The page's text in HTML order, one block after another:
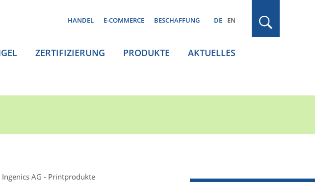
HANDEL E-COMMERCE BESCHAFFUNG DE EN
ZERTIFIZIERUNG PRODUKTE AKTUELLES
Ingenics AG - Printprodukte